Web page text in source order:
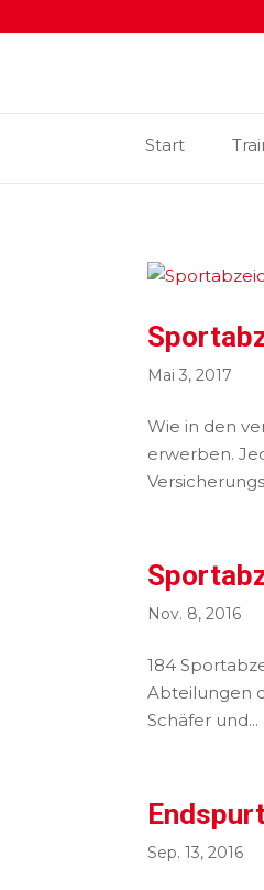
Start
Mai 3, 2017
Wie in den
erwerben.
Nov. 8, 2016
184
Abteilungen
Schäfer und...
Sep. 13, 2016